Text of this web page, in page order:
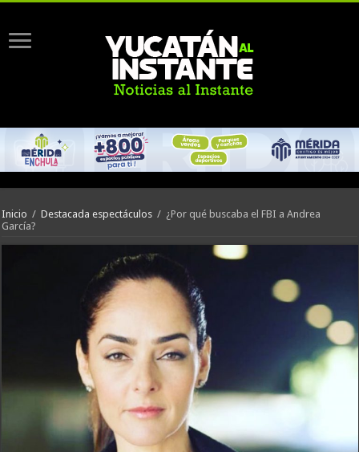
Inicio / Destacada espectáculos / ¿Por qué buscaba el FBI a Andrea
García?